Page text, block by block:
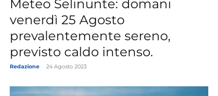
Meteo Selinunte: domani
venerdì 25 Agosto
prevalentemente sereno,
previsto caldo intenso.
Redazione 24 Agosto 2023